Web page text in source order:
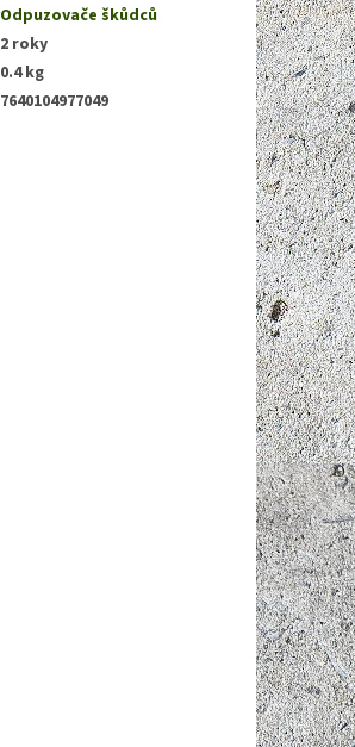
Odpuzovače škůdců
2 roky
0.4 kg
7640104977049